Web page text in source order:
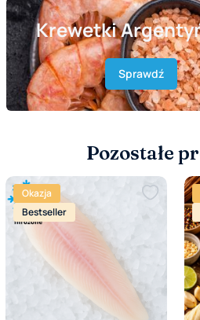
Krewetki
Sprawdź
Pozostałe
Okazja
Bestseller